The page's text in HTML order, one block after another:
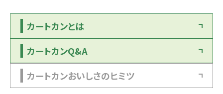
カートカンとは
カートカンQ&A
カートカンおいしさのヒミツ